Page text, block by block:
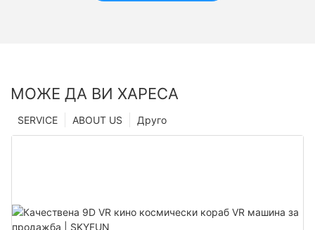
МОЖЕ ДА ВИ ХАРЕСА
Друго
ABOUT US
SERVICE